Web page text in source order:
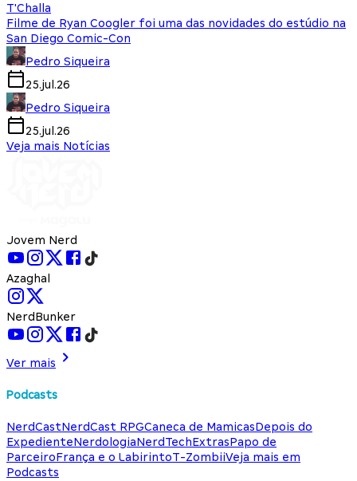
T'Challa
Filme de Ryan Coogler foi uma das novidades do estúdio na
San Diego Comic-Con
Pedro Siqueira
25.jul.26
Pedro Siqueira
25.jul.26
Veja mais Notícias
Jovem Nerd
Azaghal
NerdBunker
Ver mais
Podcasts
NerdCastNerdCast RPGCaneca de MamicasDepois do
ExpedienteNerdologiaNerdTechExtrasPapo de
ParceiroFrança e o LabirintoT-ZombiiVeja mais em
Podcasts